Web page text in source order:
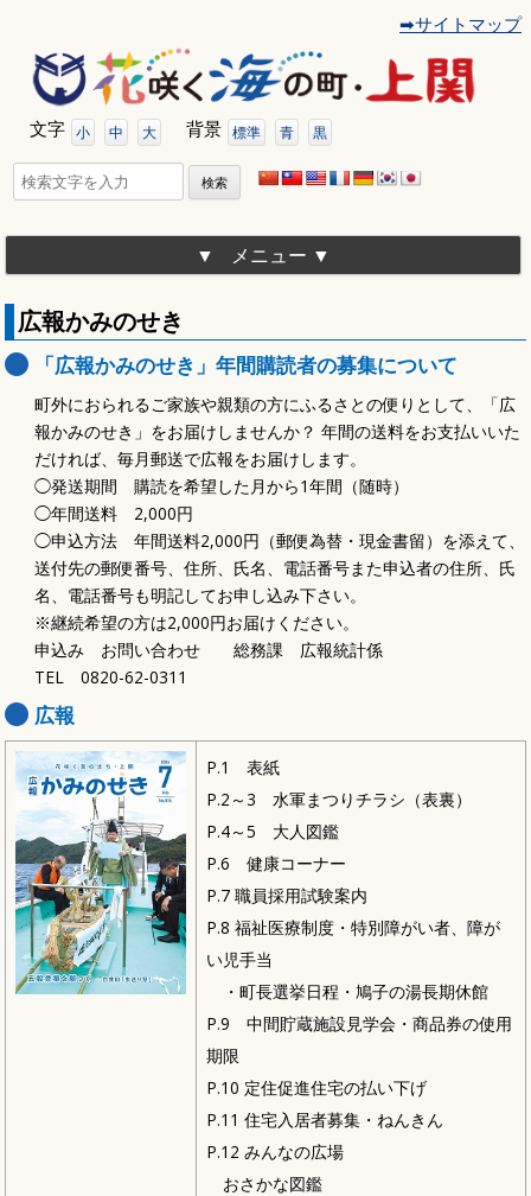
動
➡サイトマップ
文字 小 中 大 背景 標準 青 黒
検
索:
メニュー
広報かみのせき
「広報かみのせき」年間購読者の募集について
町外におられるご家族や親類の方にふるさとの便りとして、「広
報かみのせき」をお届けしませんか？ 年間の送料をお支払いいた
だければ、毎月郵送で広報をお届けします。
◯発送期間 購読を希望した月から1年間（随時）
◯年間送料 2,000円
◯申込方法 年間送料2,000円（郵便為替・現金書留）を添えて、
送付先の郵便番号、住所、氏名、電話番号また申込者の住所、氏
名、電話番号も明記してお申し込み下さい。
※継続希望の方は2,000円お届けください。
申込み お問い合わせ 総務課 広報統計係
TEL 0820-62-0311
広報
P.1 表紙
P.2～3 水軍まつりチラシ（表裏）
P.4～5 大人図鑑
P.6 健康コーナー
P.7 職員採用試験案内
P.8 福祉医療制度・特別障がい者、障が
い児手当
・町長選挙日程・鳩子の湯長期休館
P.9 中間貯蔵施設見学会・商品券の使用
期限
P.10 定住促進住宅の払い下げ
P.11 住宅入居者募集・ねんきん
P.12 みんなの広場
おさかな図鑑